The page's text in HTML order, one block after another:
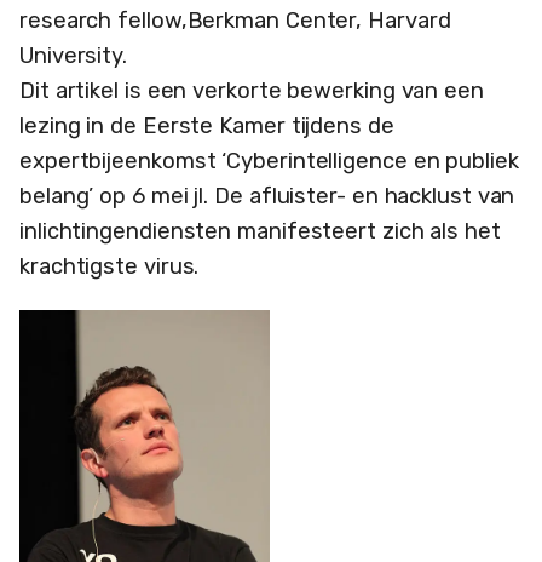
research fellow,Berkman Center, Harvard
University.
Dit artikel is een verkorte bewerking van een
lezing in de Eerste Kamer tijdens de
expertbijeenkomst ‘Cyberintelligence en publiek
belang’ op 6 mei jl. De afluister- en hacklust van
inlichtingendiensten manifesteert zich als het
krachtigste virus.